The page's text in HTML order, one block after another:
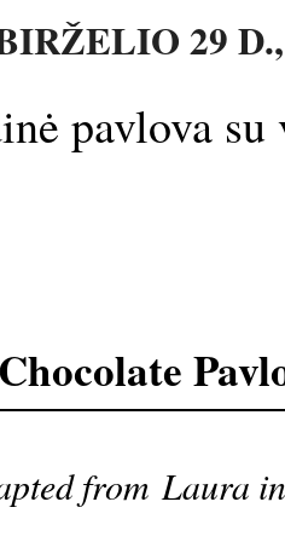
29
pavlova
from Laura